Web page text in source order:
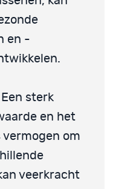
en -
Een sterk
en het
om
veerkracht